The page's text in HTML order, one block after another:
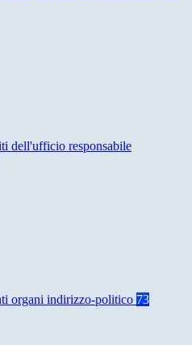
dell'ufficio responsabile
organi indirizzo-politico 73